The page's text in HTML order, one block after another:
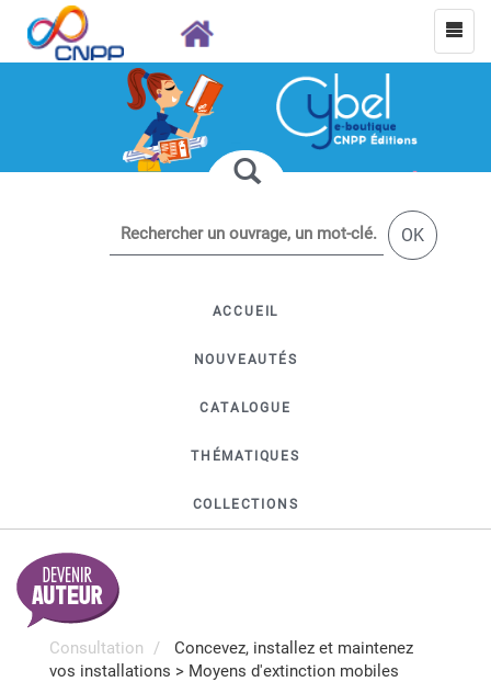
OK
ACCUEIL
NOUVEAUTÉS
CATALOGUE
THÉMATIQUES
COLLECTIONS
Consultation
Concevez, installez et maintenez
vos installations > Moyens d'extinction mobiles